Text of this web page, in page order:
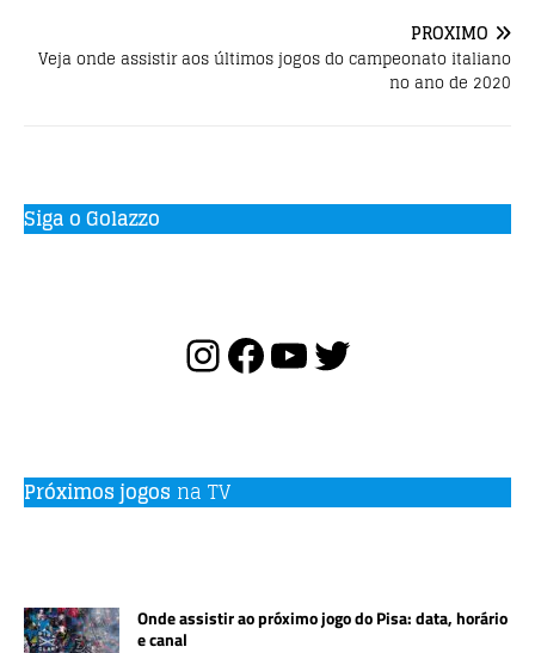
PRÓXIMO
Veja onde assistir aos últimos jogos do campeonato italiano
no ano de 2020
Siga o Golazzo
Próximos jogos na TV
Onde assistir ao próximo jogo do Pisa: data, horário
e canal